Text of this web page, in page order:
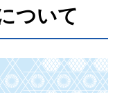
ついて